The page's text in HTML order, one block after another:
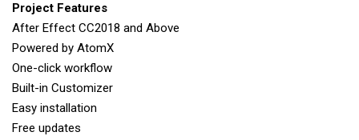
Project Features
After Effect CC2018 and Above
Powered by AtomX
One-click workflow
Built-in Customizer
Easy installation
Free updates